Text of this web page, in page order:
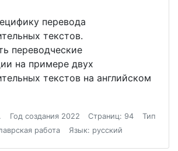
перевода
текстов.
переводческие
на примере двух
текстов на английском
Год создания 2022 Страниц: 94
Тип
работа
Язык: русский